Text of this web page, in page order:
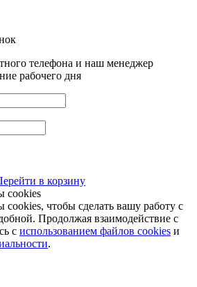
телефона и наш менеджер
рабочего дня
в корзину
cookies
cookies, чтобы сделать вашу работу с
Продолжая взаимодействие с
с использованием файлов cookies и
.